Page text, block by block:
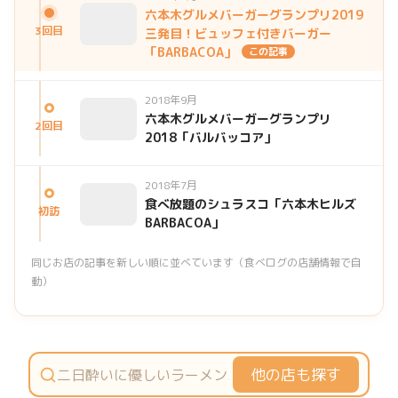
3回目
六本木グルメバーガーグランプリ2019
三発目！ビュッフェ付きバーガー
「BARBACOA」
この記事
2回目
2018年9月
六本木グルメバーガーグランプリ
2018「バルバッコア」
初訪
2018年7月
食べ放題のシュラスコ「六本木ヒルズ
BARBACOA」
同じお店の記事を新しい順に並べています（食べログの店舗情報で自
動）
他の店も探す